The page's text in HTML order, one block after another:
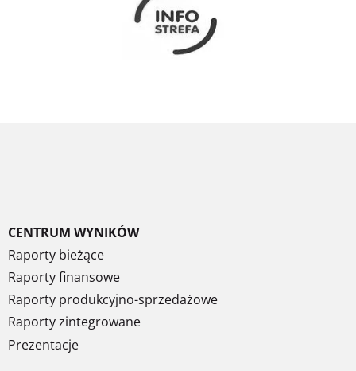
CENTRUM WYNIKÓW
Raporty bieżące
Raporty finansowe
Raporty produkcyjno-sprzedażowe
Raporty zintegrowane
Prezentacje